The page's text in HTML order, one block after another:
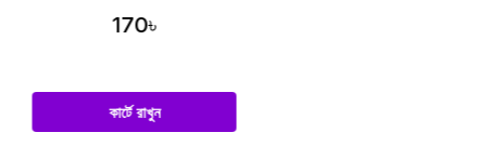
170৳
কার্টে রাখুন